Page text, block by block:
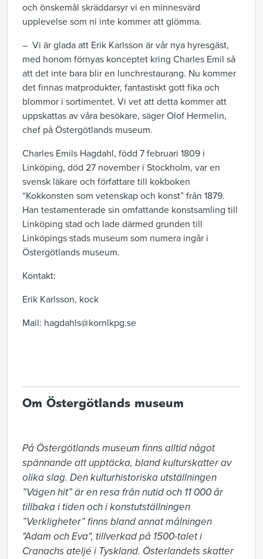
och önskemål skräddarsyr vi en minnesvärd
upplevelse som ni inte kommer att glömma.
– Vi är glada att Erik Karlsson är vår nya hyresgäst,
med honom förnyas konceptet kring Charles Emil så
att det inte bara blir en lunchrestaurang. Nu kommer
det finnas matprodukter, fantastiskt gott fika och
blommor i sortimentet. Vi vet att detta kommer att
uppskattas av våra besökare, säger Olof Hermelin,
chef på Östergötlands museum.
Charles Emils Hagdahl, född 7 februari 1809 i
Linköping, död 27 november i Stockholm, var en
svensk läkare och författare till kokboken
“Kokkonsten som vetenskap och konst” från 1879.
Han testamenterade sin omfattande konstsamling till
Linköping stad och lade därmed grunden till
Linköpings stads museum som numera ingår i
Östergötlands museum.
Kontakt:
Erik Karlsson, kock
Mail: hagdahls@kornlkpg.se
Om Östergötlands museum
På Östergötlands museum finns alltid något
spännande att upptäcka, bland kulturskatter av
olika slag. Den kulturhistoriska utställningen
”Vägen hit” är en resa från nutid och 11 000 år
tillbaka i tiden och i konstutställningen
”Verkligheter” finns bland annat målningen
"Adam och Eva", tillverkad på 1500-talet i
Cranachs ateljé i Tyskland. Österlandets skatter